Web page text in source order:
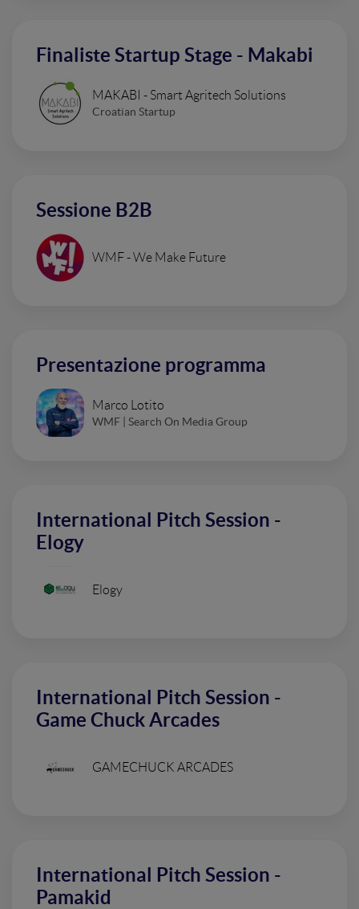
Finaliste Startup Stage - Makabi
MAKABI - Smart Agritech Solutions
Croatian Startup
Sessione B2B
WMF - We Make Future
Presentazione programma
Marco Lotito
WMF | Search On Media Group
International Pitch Session -
Elogy
Elogy
International Pitch Session -
Game Chuck Arcades
GAMECHUCK ARCADES
International Pitch Session -
Pamakid